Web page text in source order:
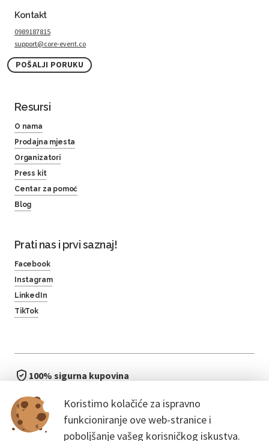
Koristimo kolačiće za ispravno
funkcioniranje ove web-stranice i
poboljšanje vašeg korisničkog iskustva.
Kontakt
0989187815
support@core-event.co
POŠALJI PORUKU
Resursi
O nama
Prodajna mjesta
Organizatori
Press kit
Centar za pomoć
Blog
Prati nas i prvi saznaj!
Facebook
Instagram
LinkedIn
TikTok
100% sigurna kupovina
bez čekanja u redu